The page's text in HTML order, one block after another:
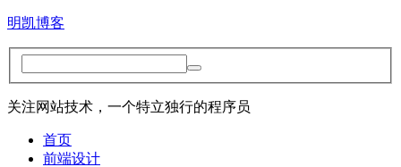
明凯博客
关注网站技术，一个特立独行的程序员
首页
前端设计